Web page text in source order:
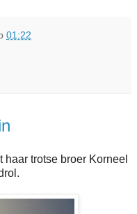
01:22
trotse broer Korneel